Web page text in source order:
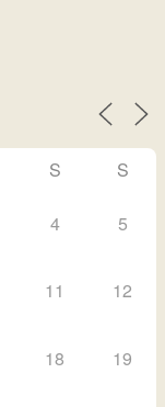
S S
4 5
11 12
18 19